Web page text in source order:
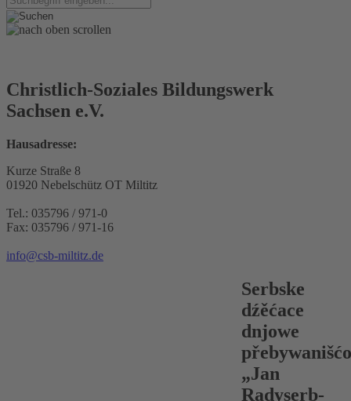
Christlich-Soziales Bildungswerk
Sachsen e.V.
Hausadresse:
Kurze Straße 8
01920 Nebelschütz OT Miltitz
Tel.: 035796 / 971-0
Fax: 035796 / 971-16
info@csb-miltitz.de
Serbske
dźěćace
dnjowe
přebywanišćo
„Jan
Radyserb-